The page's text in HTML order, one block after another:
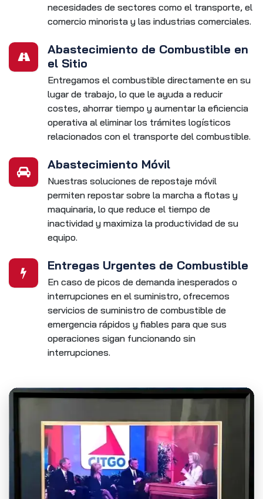
necesidades de sectores como el transporte, el
comercio minorista y las industrias comerciales.
Abastecimiento de Combustible en
el Sitio
Entregamos el combustible directamente en su
lugar de trabajo, lo que le ayuda a reducir
costes, ahorrar tiempo y aumentar la eficiencia
operativa al eliminar los trámites logísticos
relacionados con el transporte del combustible.
Abastecimiento Móvil
Nuestras soluciones de repostaje móvil
permiten repostar sobre la marcha a flotas y
maquinaria, lo que reduce el tiempo de
inactividad y maximiza la productividad de su
equipo.
Entregas Urgentes de Combustible
En caso de picos de demanda inesperados o
interrupciones en el suministro, ofrecemos
servicios de suministro de combustible de
emergencia rápidos y fiables para que sus
operaciones sigan funcionando sin
interrupciones.